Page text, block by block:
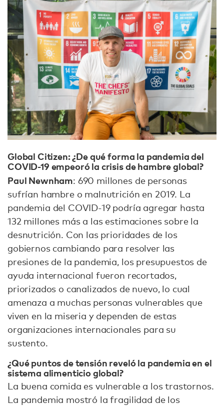
Global Citizen: ¿De qué forma la pandemia del
COVID-19 empeoró la crisis de hambre global?
Paul Newnham: 690 millones de personas
sufrían hambre o malnutrición en 2019. La
pandemia del COVID-19 podría agregar hasta
132 millones más a las estimaciones sobre la
desnutrición. Con las prioridades de los
gobiernos cambiando para resolver las
presiones de la pandemia, los presupuestos de
ayuda internacional fueron recortados,
priorizados o canalizados de nuevo, lo cual
amenaza a muchas personas vulnerables que
viven en la miseria y dependen de estas
organizaciones internacionales para su
sustento.
¿Qué puntos de tensión reveló la pandemia en el
sistema alimenticio global?
La buena comida es vulnerable a los trastornos.
La pandemia mostró la fragilidad de los